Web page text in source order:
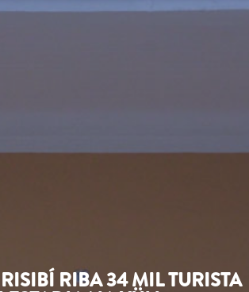
RIBA 34 MIL TURISTA